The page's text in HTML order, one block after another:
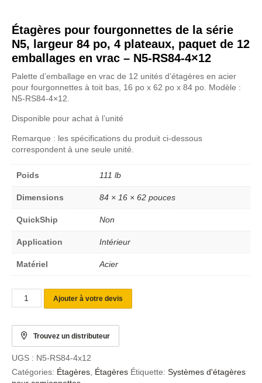
Étagères pour fourgonnettes de la série
N5, largeur 84 po, 4 plateaux, paquet de 12
emballages en vrac – N5-RS84-4×12
Palette d’emballage en vrac de 12 unités d’étagères en acier
pour fourgonnettes à toit bas, 16 po x 62 po x 84 po. Modèle :
N5-RS84-4×12.
Disponible pour achat à l’unité
Remarque : les spécifications du produit ci-dessous
correspondent à une seule unité.
Poids 111 lb
Dimensions 84 × 16 × 62 pouces
QuickShip Non
Application Intérieur
Matériel Acier
Ajouter à votre devis
Trouvez un distributeur
UGS : N5-RS84-4x12
Catégories: Étagères, Étagères Étiquette: Systèmes d'étagères